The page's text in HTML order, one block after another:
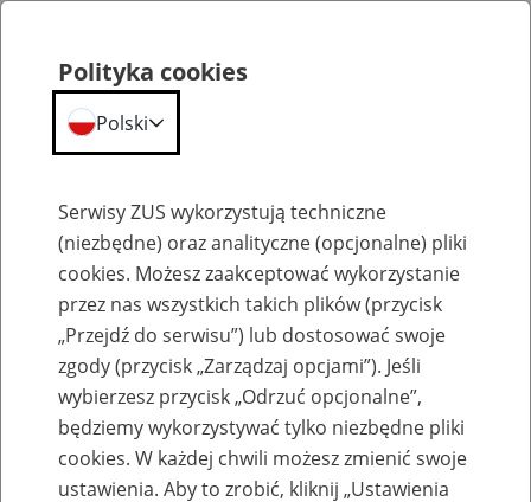
Szkolenia
Zaproś ZUS do siebie - zakładanie profili
Polityka cookies
Polski
Serwisy ZUS wykorzystują techniczne
(niezbędne) oraz analityczne (opcjonalne) pliki
cookies. Możesz zaakceptować wykorzystanie
przez nas wszystkich takich plików (przycisk
„Przejdź do serwisu”) lub dostosować swoje
zgody (przycisk „Zarządzaj opcjami”). Jeśli
wybierzesz przycisk „Odrzuć opcjonalne”,
będziemy wykorzystywać tylko niezbędne pliki
cookies. W każdej chwili możesz zmienić swoje
ustawienia. Aby to zrobić, kliknij „Ustawienia